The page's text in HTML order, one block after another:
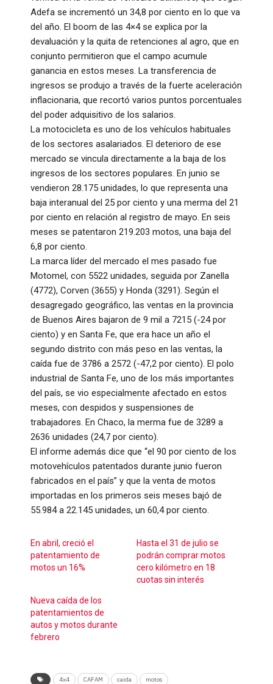
Adefa se incrementó un 34,8 por ciento en lo que va
del año. El boom de las 4×4 se explica por la
devaluación y la quita de retenciones al agro, que en
conjunto permitieron que el campo acumule
ganancia en estos meses. La transferencia de
ingresos se produjo a través de la fuerte aceleración
inflacionaria, que recortó varios puntos porcentuales
del poder adquisitivo de los salarios.
La motocicleta es uno de los vehículos habituales
de los sectores asalariados. El deterioro de ese
mercado se vincula directamente a la baja de los
ingresos de los sectores populares. En junio se
vendieron 28.175 unidades, lo que representa una
baja interanual del 25 por ciento y una merma del 21
por ciento en relación al registro de mayo. En seis
meses se patentaron 219.203 motos, una baja del
6,8 por ciento.
La marca líder del mercado el mes pasado fue
Motomel, con 5522 unidades, seguida por Zanella
(4772), Corven (3655) y Honda (3291). Según el
desagregado geográfico, las ventas en la provincia
de Buenos Aires bajaron de 9 mil a 7215 (-24 por
ciento) y en Santa Fe, que era hace un año el
segundo distrito con más peso en las ventas, la
caída fue de 3786 a 2572 (-47,2 por ciento). El polo
industrial de Santa Fe, uno de los más importantes
del país, se vio especialmente afectado en estos
meses, con despidos y suspensiones de
trabajadores. En Chaco, la merma fue de 3289 a
2636 unidades (24,7 por ciento).
El informe además dice que “el 90 por ciento de los
motovehículos patentados durante junio fueron
fabricados en el país” y que la venta de motos
importadas en los primeros seis meses bajó de
55.984 a 22.145 unidades, un 60,4 por ciento.
En abril, creció el
patentamiento de
motos un 16%
Hasta el 31 de julio se
podrán comprar motos
cero kilómetro en 18
cuotas sin interés
Nueva caída de los
patentamientos de
autos y motos durante
febrero
4x4 CAFAM caida motos